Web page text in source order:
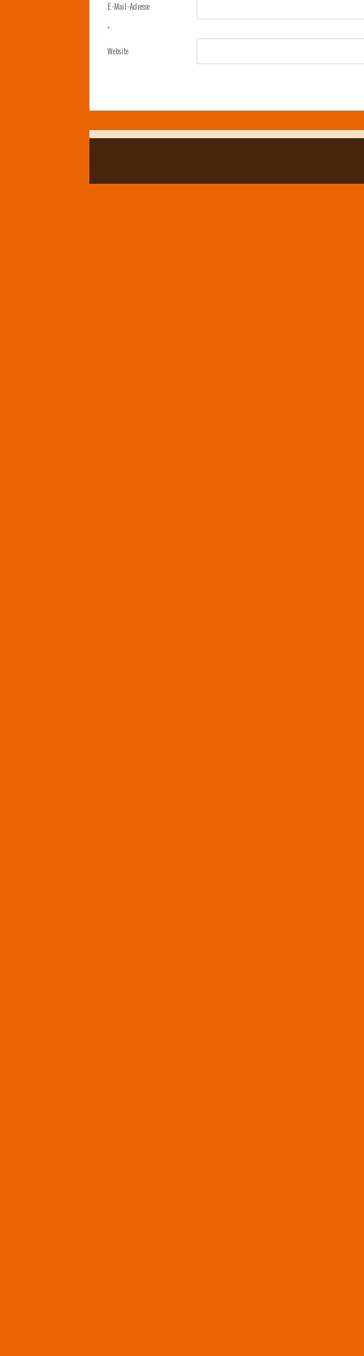
E-Mail-Adresse
*
Website